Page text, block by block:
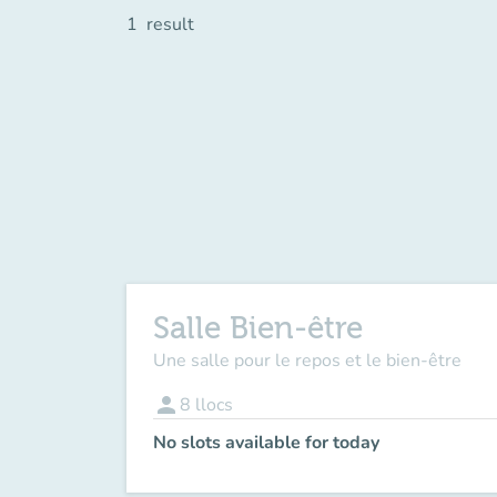
1 result
Salle Bien-être
Une salle pour le repos et le bien-être
person 8 llocs
No slots available for today